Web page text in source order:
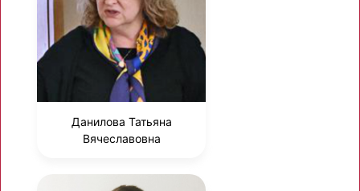
Данилова Татьяна
Вячеславовна